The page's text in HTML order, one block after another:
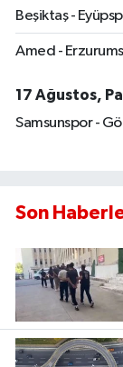
Beşiktaş -
Amed -
17 Ağustos,
Samsunspor -
Son